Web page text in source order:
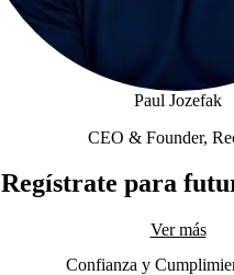
Paul Jozefak
CEO & Founder,
Regístrate para
Ver más
Confianza y